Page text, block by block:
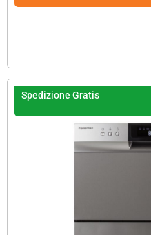
Spedizione Gratis